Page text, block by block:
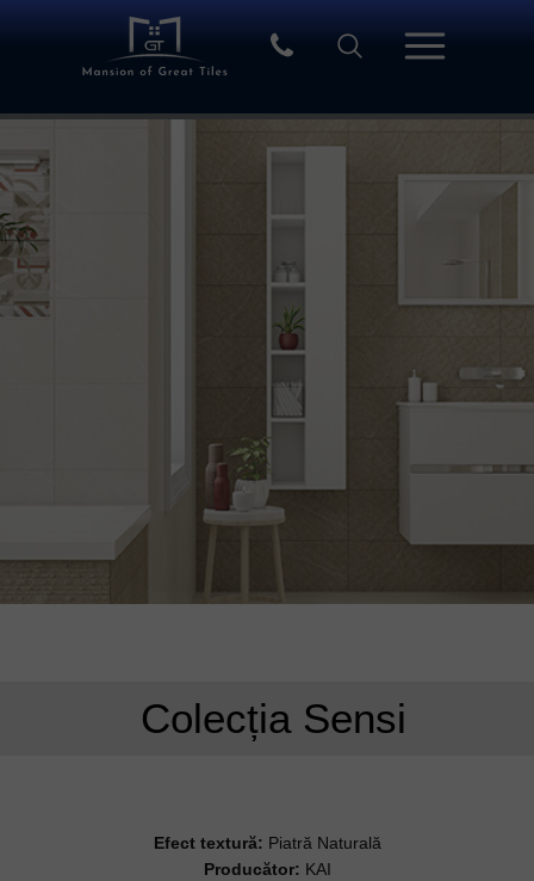
Colecția Sensi
Efect textură: Piatră Naturală
Producător: KAI